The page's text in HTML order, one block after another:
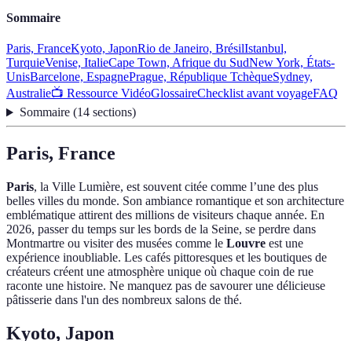
Sommaire
Paris, FranceKyoto, JaponRio de Janeiro, BrésilIstanbul,
TurquieVenise, ItalieCape Town, Afrique du SudNew York, États-
UnisBarcelone, EspagnePrague, République TchèqueSydney,
Australie📺 Ressource VidéoGlossaireChecklist avant voyageFAQ
Sommaire(14 sections)
Paris, France
Paris, la Ville Lumière, est souvent citée comme l’une des plus
belles villes du monde. Son ambiance romantique et son architecture
emblématique attirent des millions de visiteurs chaque année. En
2026, passer du temps sur les bords de la Seine, se perdre dans
Montmartre ou visiter des musées comme le Louvre est une
expérience inoubliable. Les cafés pittoresques et les boutiques de
créateurs créent une atmosphère unique où chaque coin de rue
raconte une histoire. Ne manquez pas de savourer une délicieuse
pâtisserie dans l'un des nombreux salons de thé.
Kyoto, Japon